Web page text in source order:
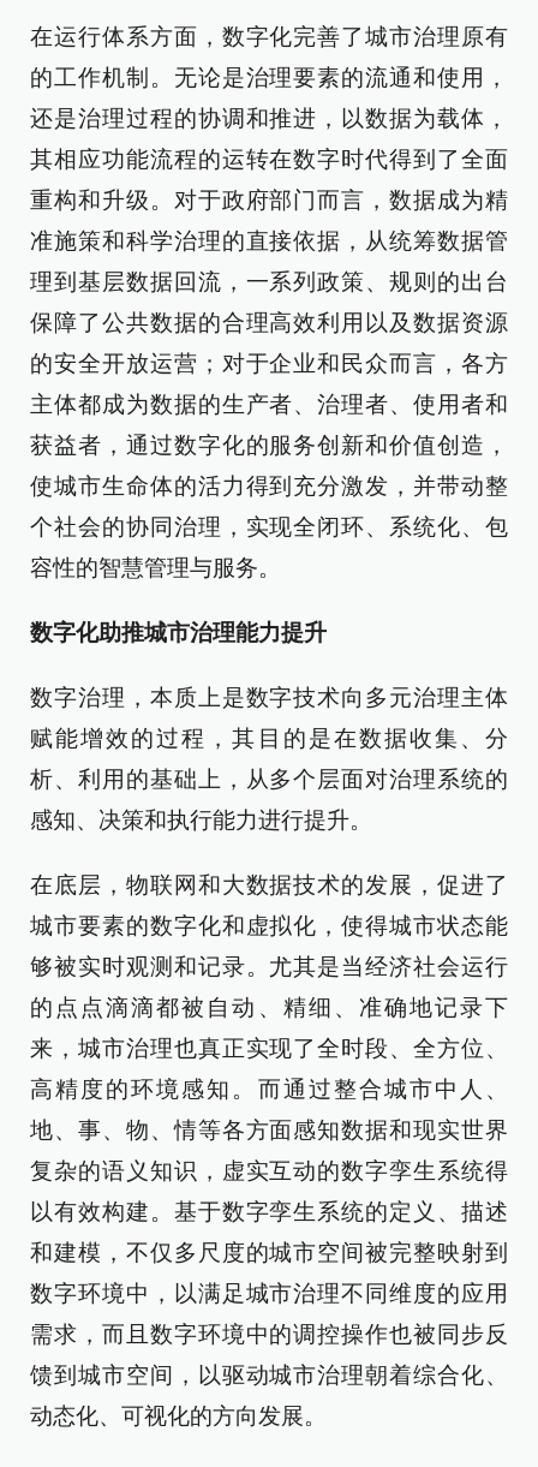
在运行体系方面，数字化完善了城市治理原有
的工作机制。无论是治理要素的流通和使用，
还是治理过程的协调和推进，以数据为载体，
其相应功能流程的运转在数字时代得到了全面
重构和升级。对于政府部门而言，数据成为精
准施策和科学治理的直接依据，从统筹数据管
理到基层数据回流，一系列政策、规则的出台
保障了公共数据的合理高效利用以及数据资源
的安全开放运营；对于企业和民众而言，各方
主体都成为数据的生产者、治理者、使用者和
获益者，通过数字化的服务创新和价值创造，
使城市生命体的活力得到充分激发，并带动整
个社会的协同治理，实现全闭环、系统化、包
容性的智慧管理与服务。
数字化助推城市治理能力提升
数字治理，本质上是数字技术向多元治理主体
赋能增效的过程，其目的是在数据收集、分
析、利用的基础上，从多个层面对治理系统的
感知、决策和执行能力进行提升。
在底层，物联网和大数据技术的发展，促进了
城市要素的数字化和虚拟化，使得城市状态能
够被实时观测和记录。尤其是当经济社会运行
的点点滴滴都被自动、精细、准确地记录下
来，城市治理也真正实现了全时段、全方位、
高精度的环境感知。而通过整合城市中人、
地、事、物、情等各方面感知数据和现实世界
复杂的语义知识，虚实互动的数字孪生系统得
以有效构建。基于数字孪生系统的定义、描述
和建模，不仅多尺度的城市空间被完整映射到
数字环境中，以满足城市治理不同维度的应用
需求，而且数字环境中的调控操作也被同步反
馈到城市空间，以驱动城市治理朝着综合化、
动态化、可视化的方向发展。